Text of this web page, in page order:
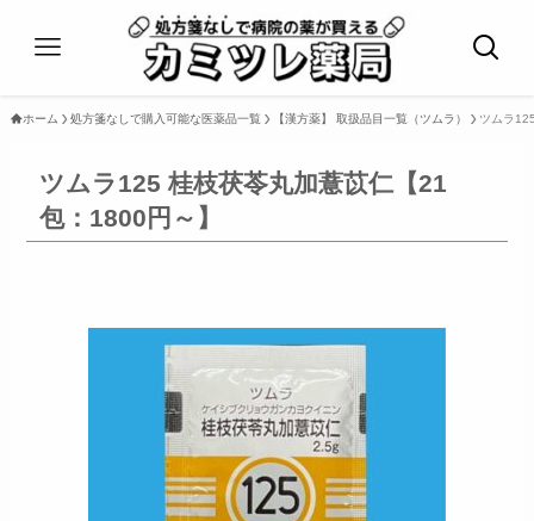
ホーム 処方箋なしで購入可能な医薬品一覧 【漢方薬】 取扱品目一覧（ツムラ） ツムラ
ツムラ125 桂枝茯苓丸加薏苡仁【21
包：1800円～】